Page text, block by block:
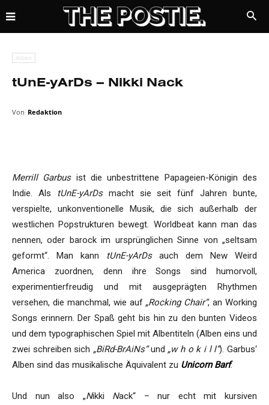
Alben
tUnE-yArDs – Nikki Nack
Von Redaktion
Merrill Garbusist die unbestrittene Papageien-Königin des
Indie. Als tUnE-yArDsmacht sie seit fünf Jahren bunte,
verspielte, unkonventionelle Musik, die sich außerhalb der
westlichen Popstrukturen bewegt. Worldbeat kann man das
nennen, oder barock im ursprünglichen Sinne von „seltsam
geformt“. Man kann
tUnE-yArDsauch dem New Weird
America zuordnen, denn ihre Songs sind humorvoll,
experimentierfreudig und mit ausgeprägten Rhythmen
versehen, die manchmal, wie auf„Rocking Chair“, an Working
Songs erinnern. Der Spaß geht bis hin zu den bunten Videos
und dem typographischen Spiel mit Albentiteln (Alben eins und
zwei schreiben sich „BiRd-BrAiNs“und „w h o k i l l“). Garbus‘
Alben sind das musikalische Äquivalent zu Unicorn Barf.
Und nun also „Nikki Nack“ – nur echt mit kursiven